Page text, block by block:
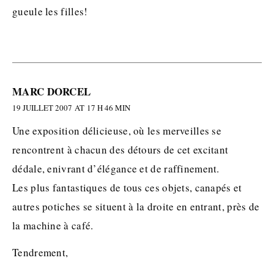
gueule les filles!
MARC DORCEL
19 JUILLET 2007 AT 17 H 46 MIN
Une exposition délicieuse, où les merveilles se
rencontrent à chacun des détours de cet excitant
dédale, enivrant d’élégance et de raffinement.
Les plus fantastiques de tous ces objets, canapés et
autres potiches se situent à la droite en entrant, près de
la machine à café.
Tendrement,